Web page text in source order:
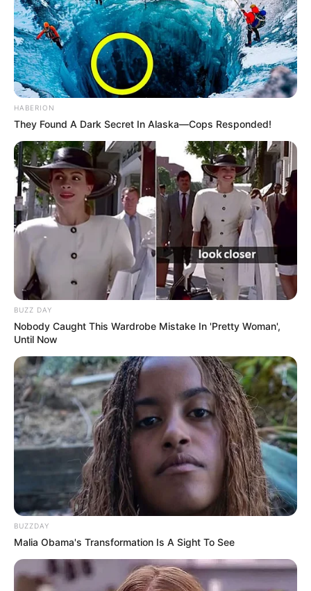
HABERION
They Found A Dark Secret In Alaska—Cops Responded!
BUZZ DAY
Nobody Caught This Wardrobe Mistake In 'Pretty Woman',
Until Now
BUZZDAY
Malia Obama's Transformation Is A Sight To See